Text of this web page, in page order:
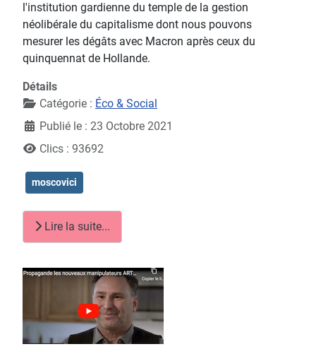
l'institution gardienne du temple de la gestion
néolibérale du capitalisme dont nous pouvons
mesurer les dégâts avec Macron après ceux du
quinquennat de Hollande.
Détails
Catégorie : Éco & Social
Publié le : 23 Octobre 2021
Clics : 93692
moscovici
Lire la suite...